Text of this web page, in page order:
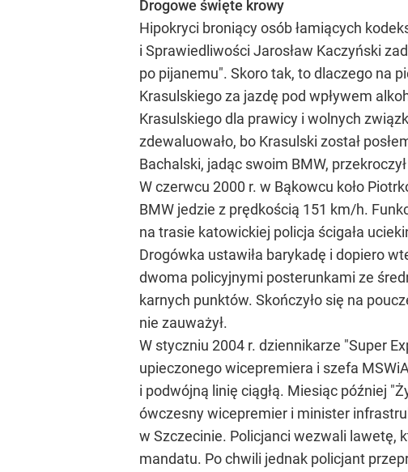
Drogowe święte krowy
Hipokryci broniący osób łamiących
i Sprawiedliwości Jarosław Kaczyński
po pijanemu". Skoro tak, to dlaczego na
Krasulskiego za jazdę pod wpływem
Krasulskiego dla prawicy i wolnych
zdewaluowało, bo Krasulski został
Bachalski, jadąc swoim BMW,
W czerwcu 2000 r. w Bąkowcu koło
BMW jedzie z prędkością 151 km/h.
na trasie katowickiej policja ścigała
Drogówka ustawiła barykadę i dopiero
dwoma policyjnymi posterunkami ze
karnych punktów. Skończyło się na
nie zauważył.
W styczniu 2004 r. dziennikarze "Super
upieczonego wicepremiera i szefa
i podwójną linię ciągłą. Miesiąc później
ówczesny wicepremier i minister
w Szczecinie. Policjanci wezwali lawetę,
mandatu. Po chwili jednak policjant